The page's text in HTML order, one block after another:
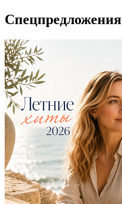
Спецпредложения